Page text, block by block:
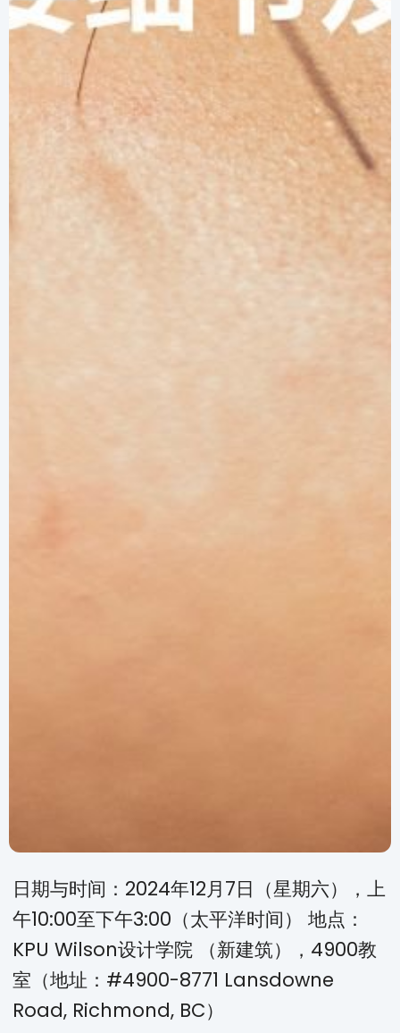
日期与时间：2024年12月7日（星期六），上
午10:00至下午3:00（太平洋时间） 地点：
KPU Wilson设计学院 （新建筑），4900教
室（地址：#4900-8771 Lansdowne
Road, Richmond, BC）